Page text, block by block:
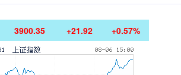
3900.35 +21.92 +0.57%